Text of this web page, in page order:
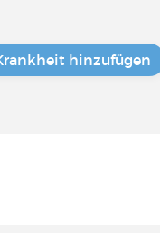
hinzufügen